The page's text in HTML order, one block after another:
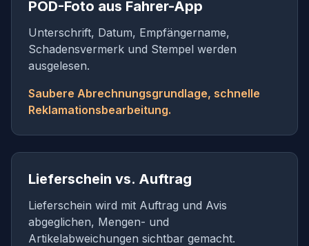
POD-Foto aus Fahrer-App
Unterschrift, Datum, Empfängername,
Schadensvermerk und Stempel werden
ausgelesen.
Saubere Abrechnungsgrundlage, schnelle
Reklamationsbearbeitung.
Lieferschein vs. Auftrag
Lieferschein wird mit Auftrag und Avis
abgeglichen, Mengen- und
Artikelabweichungen sichtbar gemacht.